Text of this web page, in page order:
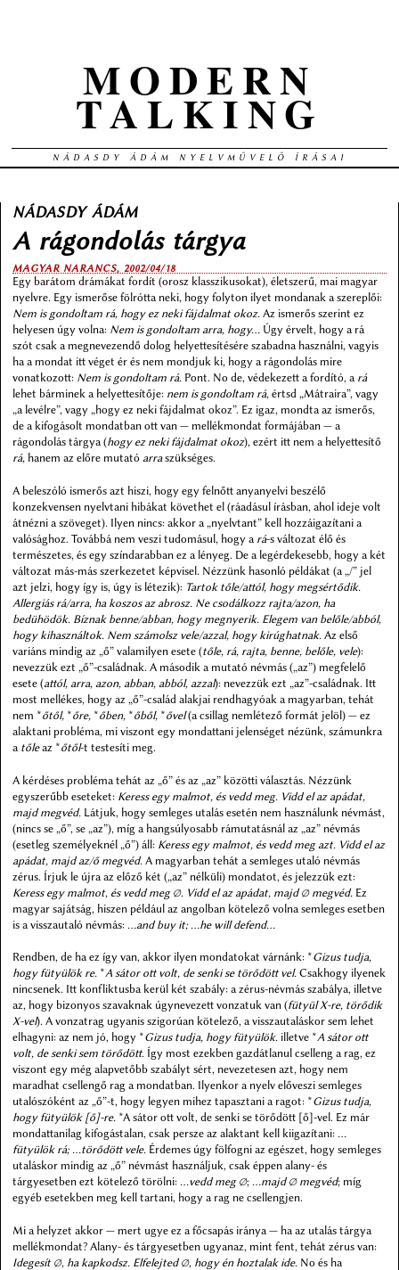
MODERN
TALKING
NÁDASDY ÁDÁM NYELVMŰVELŐ ÍRÁSAI
NÁDASDY ÁDÁM
A rágondolás tárgya
MAGYAR NARANCS, 2002/04/18
Egy barátom drámákat fordít (orosz klasszikusokat), életszerű, mai magyar
nyelvre. Egy ismerőse fölrótta neki, hogy folyton ilyet mondanak a szereplői:
Nem is gondoltam rá, hogy ez neki fájdalmat okoz. Az ismerős szerint ez
helyesen úgy volna: Nem is gondoltam arra, hogy… Úgy érvelt, hogy a rá
szót csak a megnevezendő dolog helyettesítésére szabadna használni, vagyis
ha a mondat itt véget ér és nem mondjuk ki, hogy a rágondolás mire
vonatkozott: Nem is gondoltam rá. Pont. No de, védekezett a fordító, a rá
lehet bárminek a helyettesítője: nem is gondoltam rá, értsd „Mátraira”, vagy
„a levélre”, vagy „hogy ez neki fájdalmat okoz”. Ez igaz, mondta az ismerős,
de a kifogásolt mondatban ott van — mellékmondat formájában — a
rágondolás tárgya (hogy ez neki fájdalmat okoz), ezért itt nem a helyettesítő
rá, hanem az előre mutató arraszükséges.
A beleszóló ismerős azt hiszi, hogy egy felnőtt anyanyelvi beszélő
konzekvensen nyelvtani hibákat követhet el (ráadásul írásban, ahol ideje volt
átnézni a szöveget). Ilyen nincs: akkor a „nyelvtant” kell hozzáigazítani a
valósághoz. Továbbá nem veszi tudomásul, hogy a rá-s változat élő és
természetes, és egy színdarabban ez a lényeg. De a legérdekesebb, hogy a két
változat más-más szerkezetet képvisel. Nézzünk hasonló példákat (a „/” jel
azt jelzi, hogy így is, úgy is létezik): Tartok tőle/attól, hogy megsértődik.
Allergiás rá/arra, ha koszos az abrosz. Ne csodálkozz rajta/azon, ha
bedühödök. Bíznak benne/abban, hogy megnyerik. Elegem van belőle/abból,
hogy kihasználtok. Nem számolsz vele/azzal, hogy kirúghatnak. Az első
variáns mindig az „ő” valamilyen esete (tőle, rá, rajta, benne, belőle, vele):
nevezzük ezt „ő”-családnak. A második a mutató névmás („az”) megfelelő
esete (attól, arra, azon, abban, abból, azzal): nevezzük ezt „az”-családnak. Itt
most mellékes, hogy az „ő”-család alakjai rendhagyóak a magyarban, tehát
nem *őtől, *őre, *őben, *őből, *ővel(a csillag nemlétező formát jelöl) — ez
alaktani probléma, mi viszont egy mondattani jelenséget nézünk, számunkra
a tőleaz *őtől-t testesíti meg.
A kérdéses probléma tehát az „ő” és az „az” közötti választás. Nézzünk
egyszerűbb eseteket: Keress egy malmot, és vedd meg. Vidd el az apádat,
majd megvéd. Látjuk, hogy semleges utalás esetén nem használunk névmást,
(nincs se „ő”, se „az”), míg a hangsúlyosabb rámutatásnál az „az” névmás
(esetleg személyeknél „ő”) áll: Keress egy malmot, és vedd meg azt. Vidd el az
apádat, majd az/ő megvéd. A magyarban tehát a semleges utaló névmás
zérus. Írjuk le újra az előző két („az” nélküli) mondatot, és jelezzük ezt:
Keress egy malmot, és vedd meg ∅. Vidd el az apádat, majd ∅ megvéd. Ez
magyar sajátság, hiszen például az angolban kötelező volna semleges esetben
is a visszautaló névmás: …and buy it; …he will defend…
Rendben, de ha ez így van, akkor ilyen mondatokat várnánk: *Gizus tudja,
hogy fütyülök re. *A sátor ott volt, de senki se törődött vel. Csakhogy ilyenek
nincsenek. Itt konfliktusba kerül két szabály: a zérus-névmás szabálya, illetve
az, hogy bizonyos szavaknak úgynevezett vonzatuk van (fütyül X-re, törődik
X-vel). A vonzatrag ugyanis szigorúan kötelező, a visszautaláskor sem lehet
elhagyni: az nem jó, hogy *Gizus tudja, hogy fütyülök. illetve *A sátor ott
volt, de senki sem törődött. Így most ezekben gazdátlanul cselleng a rag, ez
viszont egy még alapvetőbb szabályt sért, nevezetesen azt, hogy nem
maradhat csellengő rag a mondatban. Ilyenkor a nyelv előveszi semleges
utalószóként az „ő”-t, hogy legyen mihez tapasztani a ragot: *Gizus tudja,
hogy fütyülök [ő]-re. *A sátor ott volt, de senki se törődött [ő]-vel. Ez már
mondattanilag kifogástalan, csak persze az alaktant kell kiigazítani: …
fütyülök rá; …törődött vele. Érdemes úgy fölfogni az egészet, hogy semleges
utaláskor mindig az „ő” névmást használjuk, csak éppen alany- és
tárgyesetben ezt kötelező törölni: …vedd meg ∅; …majd ∅ megvéd; míg
egyéb esetekben meg kell tartani, hogy a rag ne csellengjen.
Mi a helyzet akkor — mert ugye ez a főcsapás iránya — ha az utalás tárgya
mellékmondat? Alany- és tárgyesetben ugyanaz, mint fent, tehát zérus van:
Idegesít ∅, ha kapkodsz. Elfelejted ∅, hogy én hoztalak ide. No és ha